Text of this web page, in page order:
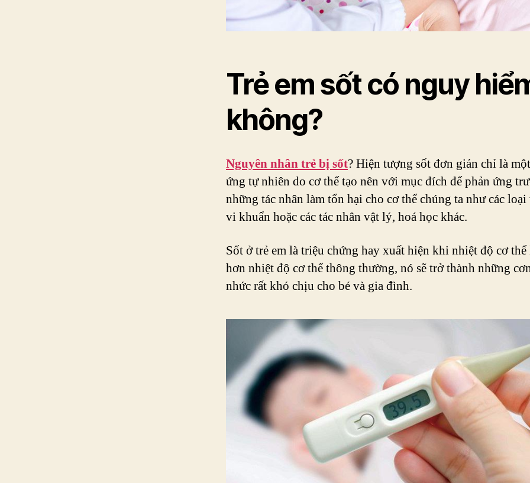
Trẻ em sốt có nguy
không?
Nguyên nhân trẻ bị sốt? Hiện tượng sốt đơn giản chỉ là
ứng tự nhiên do cơ thể tạo nên với mục đích để phản ứng
những tác nhân làm tổn hại cho cơ thể chúng ta như các
vi khuẩn hoặc các tác nhân vật lý, hoá học khác.
Sốt ở trẻ em là triệu chứng hay xuất hiện khi nhiệt độ cơ thể
hơn nhiệt độ cơ thể thông thường, nó sẽ trở thành những
nhức rất khó chịu cho bé và gia đình.